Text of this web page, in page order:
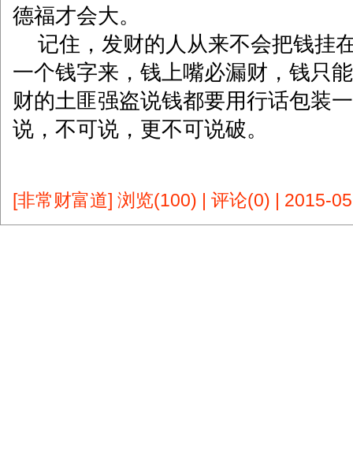
德福才会大。
记住，发财的人从来不会把钱挂
一个钱字来，钱上嘴必漏财，钱只
财的土匪强盗说钱都要用行话包装
说，不可说，更不可说破。
[非常财富道] 浏览(100) | 评论(0) | 2015-